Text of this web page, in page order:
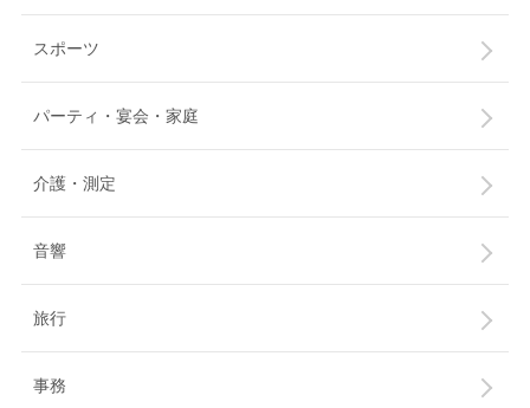
スポーツ
パーティ・宴会・家庭
介護・測定
音響
旅行
事務